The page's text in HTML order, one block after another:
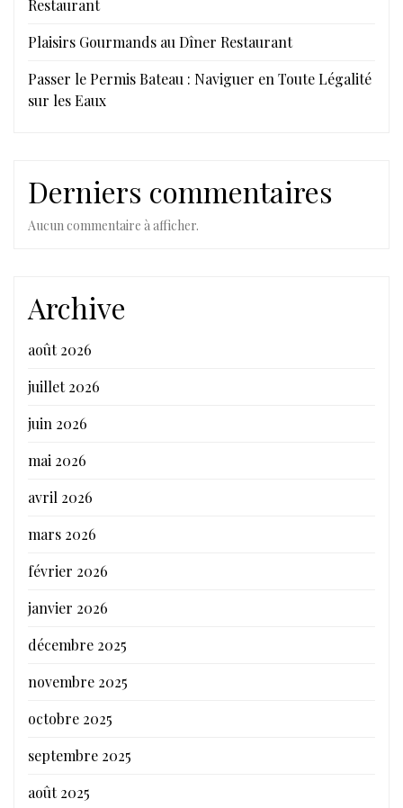
Restaurant
Plaisirs Gourmands au Dîner Restaurant
Passer le Permis Bateau : Naviguer en Toute Légalité
sur les Eaux
Derniers commentaires
Aucun commentaire à afficher.
Archive
août 2026
juillet 2026
juin 2026
mai 2026
avril 2026
mars 2026
février 2026
janvier 2026
décembre 2025
novembre 2025
octobre 2025
septembre 2025
août 2025